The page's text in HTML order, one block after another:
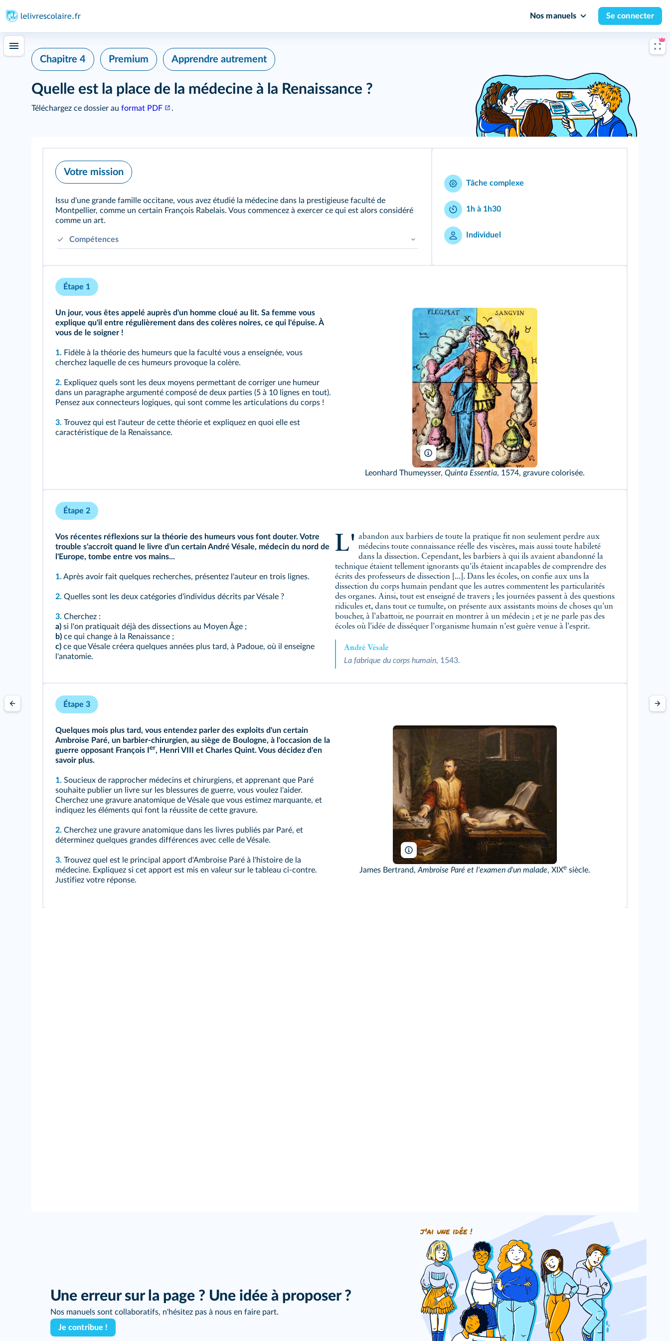
Nos manuels Se connecter
Chapitre 4 Premium Apprendre autrement
Quelle est la place de la médecine à la Renaissance ?
Téléchargez ce dossier au format PDF .
Votre mission
Issu d'une grande famille occitane, vous avez étudié la médecine dans la prestigieuse faculté de
Montpellier, comme un certain François Rabelais. Vous commencez à exercer ce qui est alors considéré
comme un art.
Compétences
Utiliser une approche historique pour construire une argumentation.
Tâche complexe
1h à 1h30
Individuel
Étape 1
Un jour, vous êtes appelé auprès d'un homme cloué au lit. Sa femme vous
explique qu'il entre régulièrement dans des colères noires, ce qui l'épuise. À
vous de le soigner !
1. Fidèle à la théorie des humeurs que la faculté vous a enseignée, vous
cherchez laquelle de ces humeurs provoque la colère.
2. Expliquez quels sont les deux moyens permettant de corriger une humeur
dans un paragraphe argumenté composé de deux parties (5 à 10 lignes en tout).
Pensez aux connecteurs logiques, qui sont comme les articulations du corps !
3. Trouvez qui est l'auteur de cette théorie et expliquez en quoi elle est
caractéristique de la Renaissance.
Charles Walker Collection / Alamy
Leonhard Thumeysser, Quinta Essentia, 1574, gravure colorisée.
Étape 2
Vos récentes réflexions sur la théorie des humeurs vous font douter. Votre
trouble s'accroît quand le livre d'un certain André Vésale, médecin du nord de
l'Europe, tombe entre vos mains...
1. Après avoir fait quelques recherches, présentez l'auteur en trois lignes.
2. Quelles sont les deux catégories d'individus décrits par Vésale ?
3. Cherchez :
a) si l'on pratiquait déjà des dissections au Moyen Âge ;
b) ce qui change à la Renaissance ;
c) ce que Vésale créera quelques années plus tard, à Padoue, où il enseigne
l'anatomie.
L'abandon aux barbiers de toute la pratique fit non seulement perdre aux médecins toute connaissance réelle des viscères, mais aussi toute habileté
dans la dissection. Cependant, les barbiers à qui ils avaient abandonné la
technique étaient tellement ignorants qu'ils étaient incapables de comprendre des
écrits des professeurs de dissection [...]. Dans les écoles, on confie aux uns la
dissection du corps humain pendant que les autres commentent les particularités
des organes. Ainsi, tout est enseigné de travers ; les journées passent à des questions
ridicules et, dans tout ce tumulte, on présente aux assistants moins de choses qu'un
boucher, à l'abattoir, ne pourrait en montrer à un médecin ; et je ne parle pas des
écoles où l'idée de disséquer l'organisme humain n'est guère venue à l'esprit.
André Vésale
La fabrique du corps humain, 1543.
Étape 3
Quelques mois plus tard, vous entendez parler des exploits d'un certain
Ambroise Paré, un barbier-chirurgien, au siège de Boulogne, à l'occasion de la
guerre opposant François I er, Henri VIII et Charles Quint. Vous décidez d'en
savoir plus.
1. Soucieux de rapprocher médecins et chirurgiens, et apprenant que Paré
souhaite publier un livre sur les blessures de guerre, vous voulez l'aider.
Cherchez une gravure anatomique de Vésale que vous estimez marquante, et
indiquez les éléments qui font la réussite de cette gravure.
2. Cherchez une gravure anatomique dans les livres publiés par Paré, et
déterminez quelques grandes différences avec celle de Vésale.
3. Trouvez quel est le principal apport d'Ambroise Paré à l'histoire de la
médecine. Expliquez si cet apport est mis en valeur sur le tableau ci-contre.
Justifiez votre réponse.
Ji-Elle / Wikimedia
James Bertrand, Ambroise Paré et l'examen d'un malade, XIXe siècle.
Une erreur sur la page ? Une idée à proposer ?
Nos manuels sont collaboratifs, n'hésitez pas à nous en faire part.
Je contribue !
j'ai une idée !